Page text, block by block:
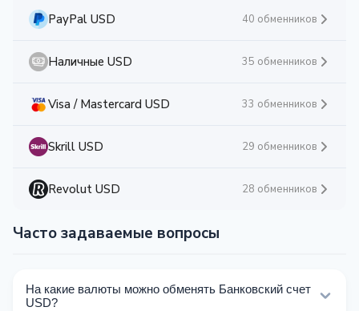
PayPal USD 40 обменников
Наличные USD 35 обменников
Visa / Mastercard USD 33 обменников
Skrill USD 29 обменников
Revolut USD 28 обменников
Часто задаваемые вопросы
На какие валюты можно обменять Банковский счет
USD?